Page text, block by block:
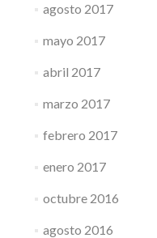
agosto 2017
mayo 2017
abril 2017
marzo 2017
febrero 2017
enero 2017
octubre 2016
agosto 2016